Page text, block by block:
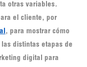
otras variables.
el cliente, por
, para mostrar cómo
distintas etapas de
digital para